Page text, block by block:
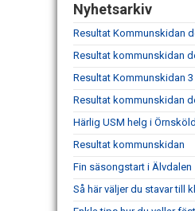
Nyhetsarkiv
Resultat Kommunskidan
Resultat kommunskidan
Resultat Kommunskidan 3
Resultat kommunskidan
Härlig USM helg i
Resultat kommunskidan
Fin säsongstart i Älvdalen
Så här väljer du stavar till